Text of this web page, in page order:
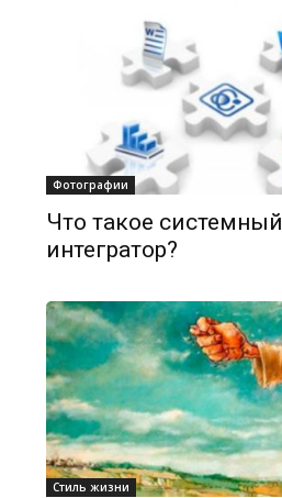
Фотографии
Что такое системный
интегратор?
Стиль жизни